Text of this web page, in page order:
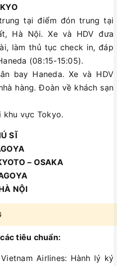
tại điểm đón trung tại
Hà Nội. Xe và HDV đưa
làm thủ tục check in, đáp
(08:15-15:05).
bay Haneda. Xe và HDV
hàng. Đoàn về khách sạn
khu vực Tokyo.
SĨ
– OSAKA
NỘI
tiêu chuẩn:
Airlines: Hành lý ký